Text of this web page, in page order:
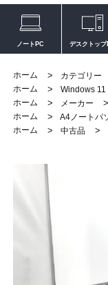
ノートPC デスクトップ
ホーム > カテゴリー
ホーム
> Windows 11
ホーム
> メーカー >
ホーム
> A4ノートパ
ホーム
> 中古品 >